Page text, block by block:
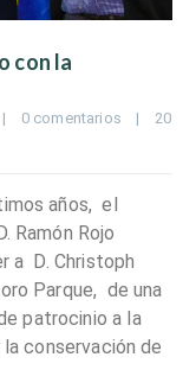
con la
| 0 comentarios |
20
años, el
Ramón Rojo
a D. Christoph
Parque, de una
patrocinio a la
conservación de